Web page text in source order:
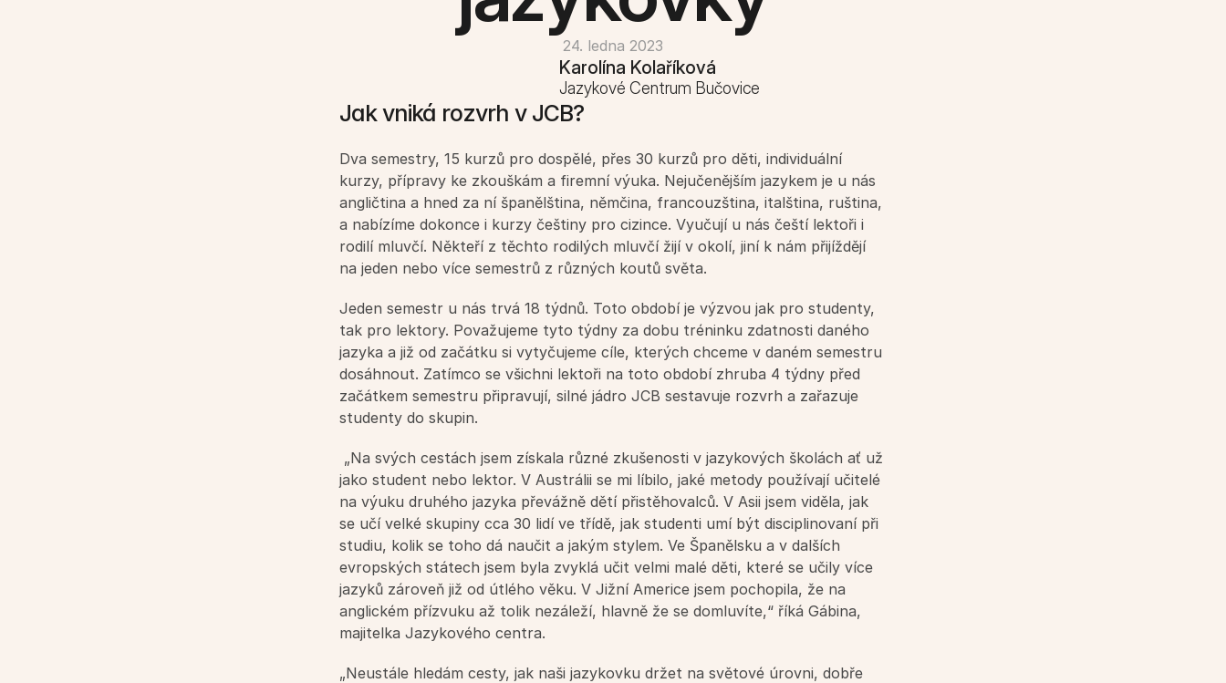
24. ledna 2023
Karolína Kolaříková
Jazykové Centrum Bučovice
Jak vniká rozvrh v JCB?
Dva semestry, 15 kurzů pro dospělé, přes 30 kurzů pro děti, individuální
kurzy, přípravy ke zkouškám a firemní výuka. Nejučenějším jazykem je u nás
angličtina a hned za ní španělština, němčina, francouzština, italština, ruština,
a nabízíme dokonce i kurzy češtiny pro cizince. Vyučují u nás čeští lektoři i
rodilí mluvčí. Někteří z těchto rodilých mluvčí žijí v okolí, jiní k nám přijíždějí
na jeden nebo více semestrů z různých koutů světa.
Jeden semestr u nás trvá 18 týdnů. Toto období je výzvou jak pro studenty,
tak pro lektory. Považujeme tyto týdny za dobu tréninku zdatnosti daného
jazyka a již od začátku si vytyčujeme cíle, kterých chceme v daném semestru
dosáhnout. Zatímco se všichni lektoři na toto období zhruba 4 týdny před
začátkem semestru připravují, silné jádro JCB sestavuje rozvrh a zařazuje
studenty do skupin.
jako student nebo lektor. V Austrálii se mi líbilo, jaké metody používají učitelé
na výuku druhého jazyka převážně dětí přistěhovalců. V Asii jsem viděla, jak
se učí velké skupiny cca 30 lidí ve třídě, jak studenti umí být disciplinovaní při
studiu, kolik se toho dá naučit a jakým stylem. Ve Španělsku a v dalších
evropských státech jsem byla zvyklá učit velmi malé děti, které se učily více
jazyků zároveň již od útlého věku. V Jižní Americe jsem pochopila, že na
anglickém přízvuku až tolik nezáleží, hlavně že se domluvíte,“ říká Gábina,
majitelka Jazykového centra.
„Neustále hledám cesty, jak naši jazykovku držet na světové úrovni, dobře